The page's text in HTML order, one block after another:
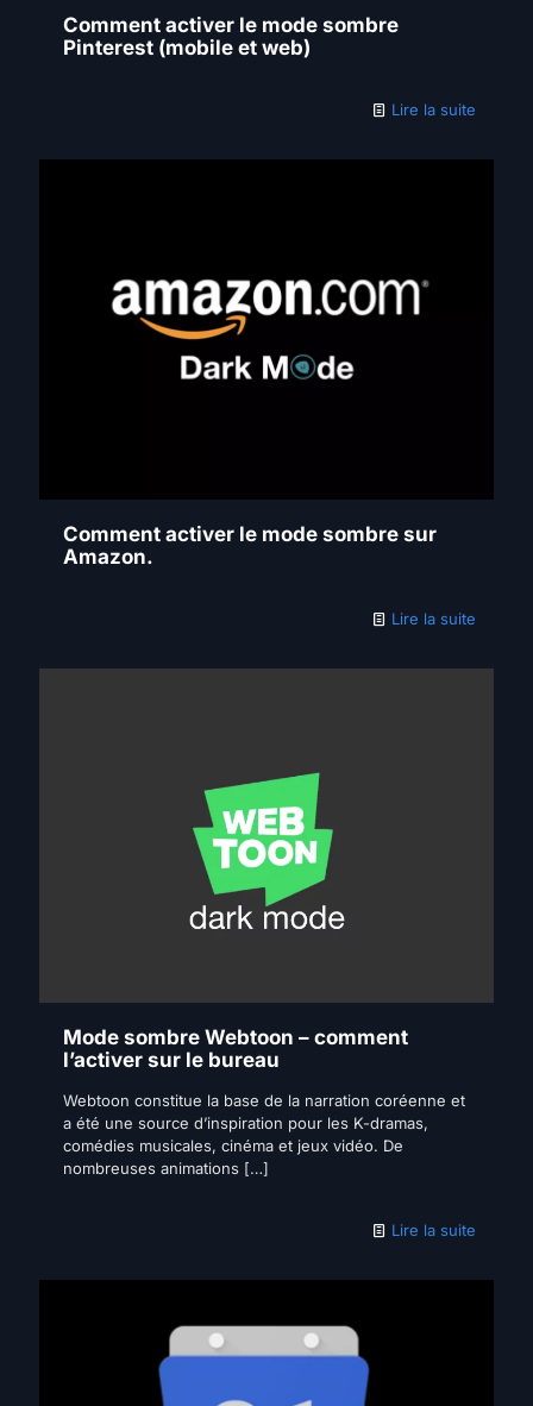
Comment activer le mode sombre
Pinterest (mobile et web)
Lire la suite
Comment activer le mode sombre sur
Amazon.
Lire la suite
Mode sombre Webtoon – comment
l’activer sur le bureau
Webtoon constitue la base de la narration coréenne et
a été une source d’inspiration pour les K-dramas,
comédies musicales, cinéma et jeux vidéo. De
nombreuses animations […]
Lire la suite